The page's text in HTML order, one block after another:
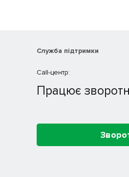
Служба підтримки
Call-центр:
Працює